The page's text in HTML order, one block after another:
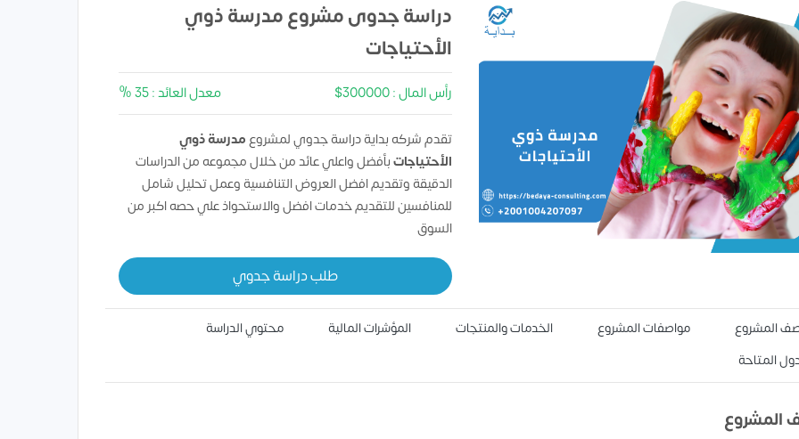
دراسة جدوى مشروع مدرسة ذوي
الأحتياجات
رأس المال : 300000$ معدل العائد : 35 %
تقدم شركه بداية دراسة جدوي لمشروعمدرسة ذوي
الأحتياجاتبأفضل واعلي عائد من خلال مجموعه من الدراسات
الدقيقة وتقديم افضل العروض التنافسية وعمل تحليل شامل
للمنافسين للتقديم خدمات افضل والاستحواذ علي حصه اكبر من
السوق
طلب دراسة جدوي
المشروع مواصفات المشروع الخدمات والمنتجات المؤشرات المالية
محتوي الدراسة
المتاحة
المشروع